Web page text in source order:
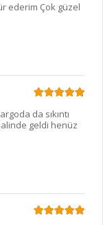
ederim Çok güzel
da sıkıntı
geldi henüz